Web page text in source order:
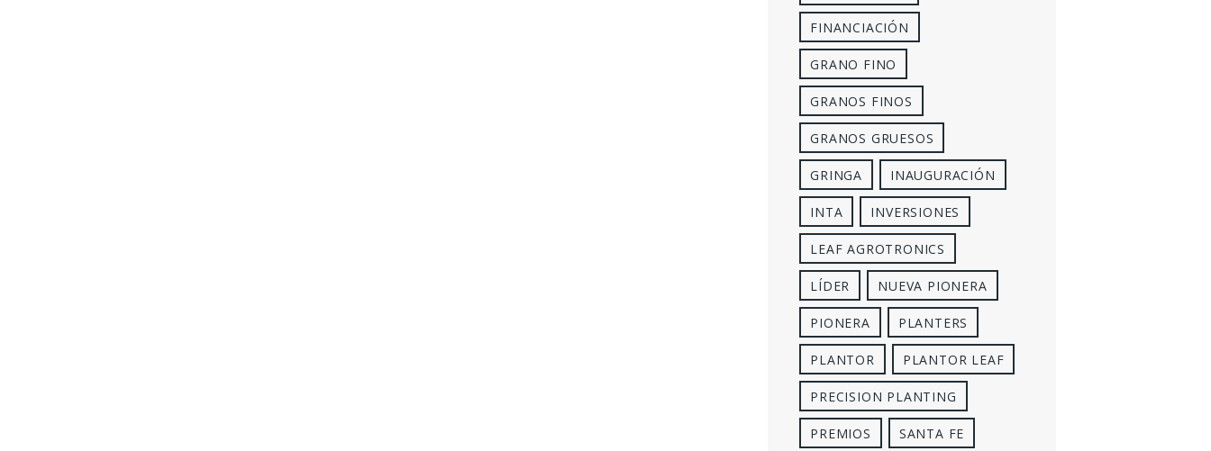
FINANCIACIÓN
GRANO FINO
GRANOS FINOS
GRANOS GRUESOS
GRINGA INAUGURACIÓN
INTA INVERSIONES
LEAF AGROTRONICS
LÍDER NUEVA PIONERA
PIONERA PLANTERS
PLANTOR PLANTOR LEAF
PRECISION PLANTING
PREMIOS SANTA FE